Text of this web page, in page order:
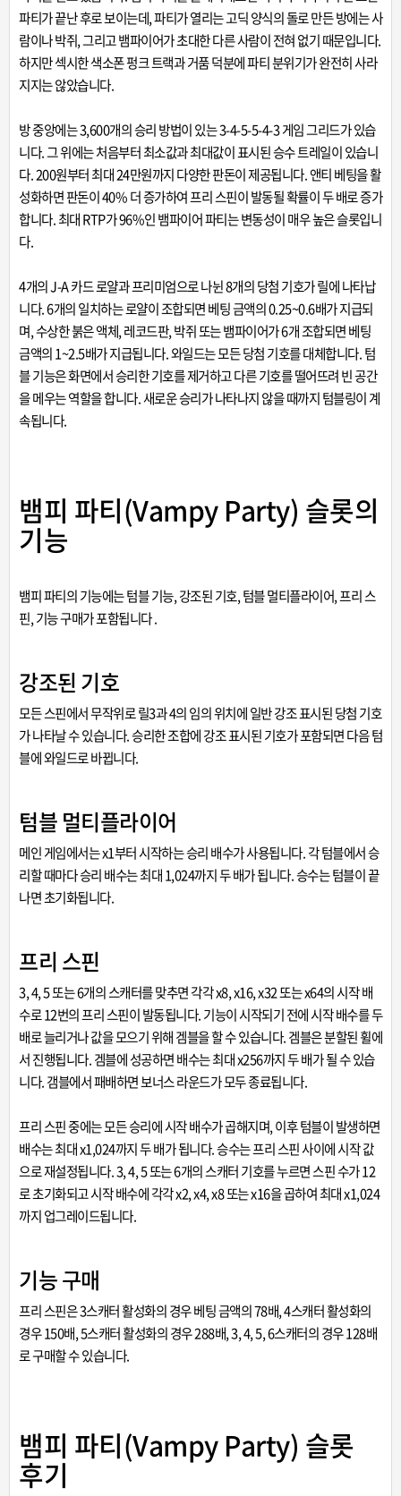
파티가 끝난 후로 보이는데, 파티가 열리는 고딕 양식의 돌로 만든 방에는 사
람이나 박쥐, 그리고 뱀파이어가 초대한 다른 사람이 전혀 없기 때문입니다.
하지만 섹시한 색소폰 펑크 트랙과 거품 덕분에 파티 분위기가 완전히 사라
지지는 않았습니다.
방 중앙에는 3,600개의 승리 방법이 있는 3-4-5-5-4-3 게임 그리드가 있습
니다. 그 위에는 처음부터 최소값과 최대값이 표시된 승수 트레일이 있습니
다. 200원부터 최대 24만원까지 다양한 판돈이 제공됩니다. 앤티 베팅을 활
성화하면 판돈이 40% 더 증가하여 프리 스핀이 발동될 확률이 두 배로 증가
합니다. 최대 RTP가 96%인 뱀파이어 파티는 변동성이 매우 높은 슬롯입니
다.
4개의 J-A 카드 로얄과 프리미엄으로 나뉜 8개의 당첨 기호가 릴에 나타납
니다. 6개의 일치하는 로얄이 조합되면 베팅 금액의 0.25~0.6배가 지급되
며, 수상한 붉은 액체, 레코드판, 박쥐 또는 뱀파이어가 6개 조합되면 베팅
금액의 1~2.5배가 지급됩니다. 와일드는 모든 당첨 기호를 대체합니다. 텀
블 기능은 화면에서 승리한 기호를 제거하고 다른 기호를 떨어뜨려 빈 공간
을 메우는 역할을 합니다. 새로운 승리가 나타나지 않을 때까지 텀블링이 계
속됩니다.
뱀피 파티(Vampy Party) 슬롯의
기능
뱀피 파티의 기능에는 텀블 기능, 강조된 기호, 텀블 멀티플라이어, 프리 스
핀, 기능 구매가 포함됩니다 .
강조된 기호
모든 스핀에서 무작위로 릴3과 4의 임의 위치에 일반 강조 표시된 당첨 기호
가 나타날 수 있습니다. 승리한 조합에 강조 표시된 기호가 포함되면 다음 텀
블에 와일드로 바뀝니다.
텀블 멀티플라이어
메인 게임에서는 x1부터 시작하는 승리 배수가 사용됩니다. 각 텀블에서 승
리할 때마다 승리 배수는 최대 1,024까지 두 배가 됩니다. 승수는 텀블이 끝
나면 초기화됩니다.
프리 스핀
3, 4, 5 또는 6개의 스캐터를 맞추면 각각 x8, x16, x32 또는 x64의 시작 배
수로 12번의 프리 스핀이 발동됩니다. 기능이 시작되기 전에 시작 배수를 두
배로 늘리거나 값을 모으기 위해 겜블을 할 수 있습니다. 겜블은 분할된 휠에
서 진행됩니다. 겜블에 성공하면 배수는 최대 x256까지 두 배가 될 수 있습
니다. 갬블에서 패배하면 보너스 라운드가 모두 종료됩니다.
프리 스핀 중에는 모든 승리에 시작 배수가 곱해지며, 이후 텀블이 발생하면
배수는 최대 x1,024까지 두 배가 됩니다. 승수는 프리 스핀 사이에 시작 값
으로 재설정됩니다. 3, 4, 5 또는 6개의 스캐터 기호를 누르면 스핀 수가 12
로 초기화되고 시작 배수에 각각 x2, x4, x8 또는 x16을 곱하여 최대 x1,024
까지 업그레이드됩니다.
기능 구매
프리 스핀은 3스캐터 활성화의 경우 베팅 금액의 78배, 4스캐터 활성화의
경우 150배, 5스캐터 활성화의 경우 288배, 3, 4, 5, 6스캐터의 경우 128배
로 구매할 수 있습니다.
뱀피 파티(Vampy Party) 슬롯
후기